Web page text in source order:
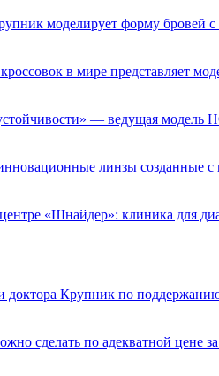
моделирует форму бровей
в мире представляет
— ведущая модель
линзы созданные с
«Шнайдер»: клиника для
доктора Крупник по
сделать по адекватной цене